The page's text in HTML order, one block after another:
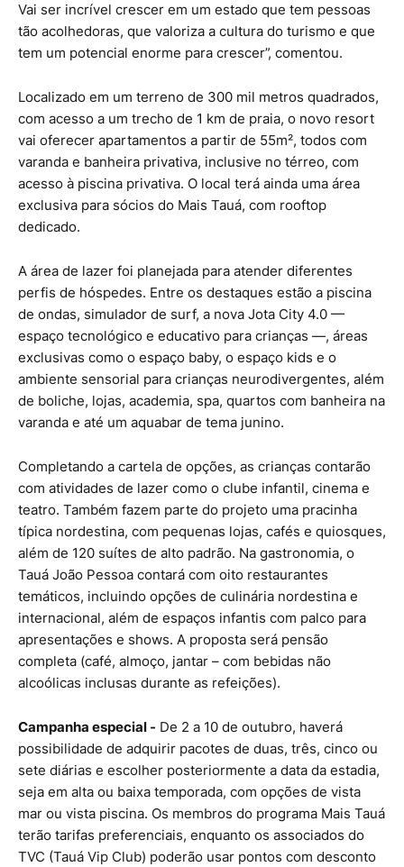
Vai ser incrível crescer em um estado que tem pessoas
tão acolhedoras, que valoriza a cultura do turismo e que
tem um potencial enorme para crescer”, comentou.
Localizado em um terreno de 300 mil metros quadrados,
com acesso a um trecho de 1 km de praia, o novo resort
vai oferecer apartamentos a partir de 55m², todos com
varanda e banheira privativa, inclusive no térreo, com
acesso à piscina privativa. O local terá ainda uma área
exclusiva para sócios do Mais Tauá, com rooftop
dedicado.
A área de lazer foi planejada para atender diferentes
perfis de hóspedes. Entre os destaques estão a piscina
de ondas, simulador de surf, a nova Jota City 4.0 —
espaço tecnológico e educativo para crianças —, áreas
exclusivas como o espaço baby, o espaço kids e o
ambiente sensorial para crianças neurodivergentes, além
de boliche, lojas, academia, spa, quartos com banheira na
varanda e até um aquabar de tema junino.
Completando a cartela de opções, as crianças contarão
com atividades de lazer como o clube infantil, cinema e
teatro. Também fazem parte do projeto uma pracinha
típica nordestina, com pequenas lojas, cafés e quiosques,
além de 120 suítes de alto padrão. Na gastronomia, o
Tauá João Pessoa contará com oito restaurantes
temáticos, incluindo opções de culinária nordestina e
internacional, além de espaços infantis com palco para
apresentações e shows. A proposta será pensão
completa (café, almoço, jantar – com bebidas não
alcoólicas inclusas durante as refeições).
Campanha especial - De 2 a 10 de outubro, haverá
possibilidade de adquirir pacotes de duas, três, cinco ou
sete diárias e escolher posteriormente a data da estadia,
seja em alta ou baixa temporada, com opções de vista
mar ou vista piscina. Os membros do programa Mais Tauá
terão tarifas preferenciais, enquanto os associados do
TVC (Tauá Vip Club) poderão usar pontos com desconto